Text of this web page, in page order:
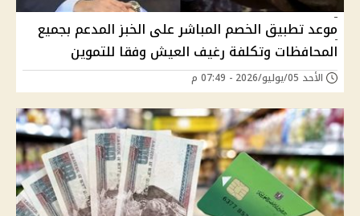
موعد تطبيق الخصم المباشر على الخبز المدعم بجميع
المحافظات وتكلفة رغيف العيش وفقا للتموين
الأحد 05/يوليو/2026 - 07:49 م